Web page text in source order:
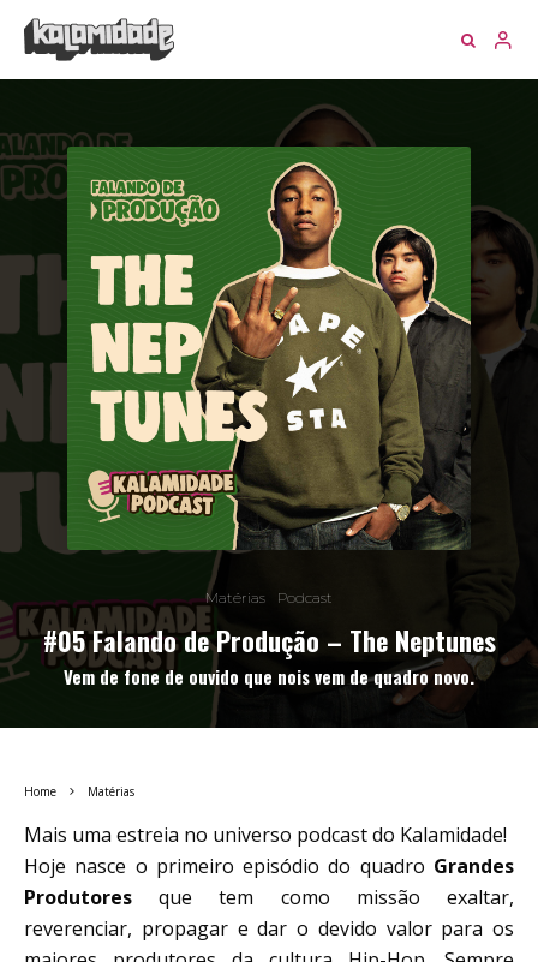
Matérias Podcast
#05 Falando de Produção – The Neptunes
Vem de fone de ouvido que nois vem de quadro novo.
Home Matérias
Mais uma estreia no universo podcast do Kalamidade!
Hoje nasce o primeiro episódio do quadro Grandes
Produtores que tem como missão exaltar,
reverenciar, propagar e dar o devido valor para os